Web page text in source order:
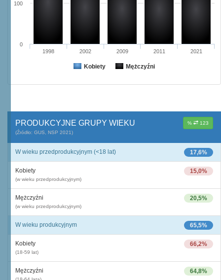
Kobiety Mężczyźni
1998 2002 2009 2011 2021
0
100
% 123
PRODUKCYJNE GRUPY WIEKU
(Źródło: GUS, NSP 2021)
17,6%
W wieku przedprodukcyjnym (<18 lat)
15,0%
Kobiety
(w wieku przedprodukcyjnym)
20,5%
Mężczyźni
(w wieku przedprodukcyjnym)
65,5%
W wieku produkcyjnym
66,2%
Kobiety
(18-59 lat)
64,8%
Mężczyźni